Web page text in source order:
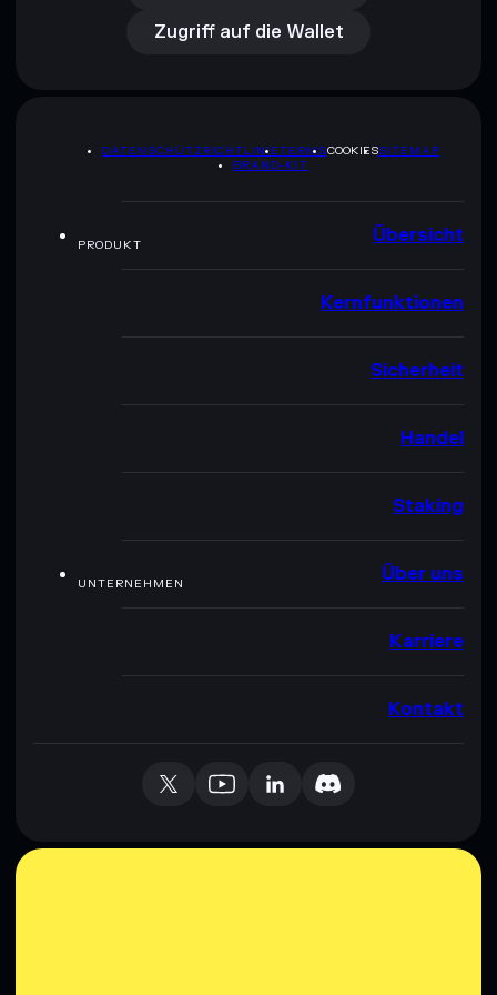
Zugriff auf die Wallet
DATENSCHUTZRICHTLINIETERMSCOOKIESSITEMAP
BRAND-KIT
PRODUKT Übersicht
Kernfunktionen
Sicherheit
Handel
Staking
UNTERNEHMEN Über uns
Karriere
Kontakt